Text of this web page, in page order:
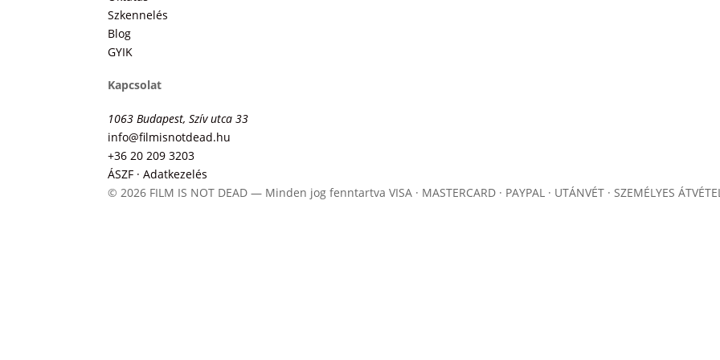
Szkennelés
Blog
GYIK
Kapcsolat
1063 Budapest, Szív utca 33
info@filmisnotdead.hu
+36 20 209 3203
ÁSZF · Adatkezelés
© 2026 FILM IS NOT DEAD — Minden jog fenntartva VISA · MASTERCARD · PAYPAL · UTÁNVÉT · SZEMÉLYES